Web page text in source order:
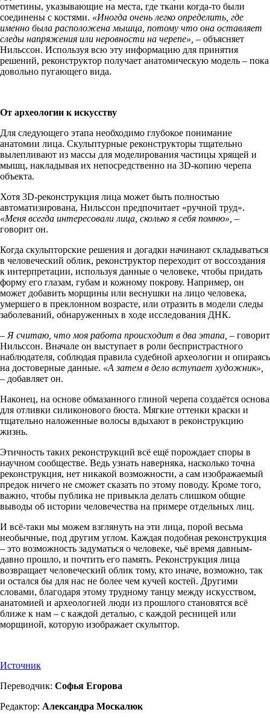
отметины, указывающие на места, где ткани когда-то были
соединены с костями. «Иногда очень легко определить, где
именно была расположена мышца, потому что она оставляет
следы напряжения или неровности на черепе», – объясняет
Нильссон. Используя всю эту информацию для принятия
решений, реконструктор получает анатомическую модель – пока
довольно пугающего вида.
От археологии к искусству
Для следующего этапа необходимо глубокое понимание
анатомии лица. Скульптурные реконструкторы тщательно
вылепливают из массы для моделирования частицы хрящей и
мышц, накладывая их непосредственно на 3D-копию черепа
объекта.
Хотя 3D-реконструкция лица может быть полностью
автоматизирована, Нильссон предпочитает «ручной труд».
«Меня всегда интересовали лица, сколько я себя помню», –
говорит он.
Когда скульпторские решения и догадки начинают складываться
в человеческий облик, реконструктор переходит от воссоздания
к интерпретации, используя данные о человеке, чтобы придать
форму его глазам, губам и кожному покрову. Например, он
может добавить морщины или веснушки на лицо человека,
умершего в преклонном возрасте, или отразить в модели следы
заболеваний, обнаруженных в ходе исследования ДНК.
– Я считаю, что моя работа происходит в два этапа, – говорит
Нильссон. Вначале он выступает в роли беспристрастного
наблюдателя, соблюдая правила судебной археологии и опираясь
на достоверные данные. «А затем в дело вступает художник»,
– добавляет он.
Наконец, на основе обмазанного глиной черепа создаётся основа
для отливки силиконового бюста. Мягкие оттенки краски и
тщательно наложенные волосы вдыхают в реконструкцию
жизнь.
Этичность таких реконструкций всё ещё порождает споры в
научном сообществе. Ведь узнать наверняка, насколько точна
реконструкция, нет никакой возможности, а сам изображаемый
предок ничего не сможет сказать по этому поводу. Кроме того,
важно, чтобы публика не привыкла делать слишком общие
выводы об истории человечества на примере отдельных лиц.
И всё-таки мы можем взглянуть на эти лица, порой весьма
необычные, под другим углом. Каждая подобная реконструкция
– это возможность задуматься о человеке, чьё время давным-
давно прошло, и почтить его память. Реконструкция лица
возвращает человеческий облик тому, кто иначе, возможно, так
и остался бы для нас не более чем кучей костей. Другими
словами, благодаря этому трудному танцу между искусством,
анатомией и археологией люди из прошлого становятся всё
ближе к нам – с каждой деталью, с каждой ресницей или
морщиной, которую изображает скульптор.
Источник
Переводчик: Софья Егорова
Редактор: Александра Москалюк